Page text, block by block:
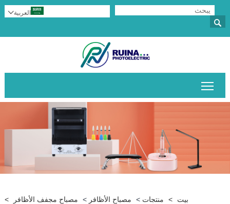

العربية
بيت > منتجات > مصباح الأظافر > مصباح مجفف الأظافر
>